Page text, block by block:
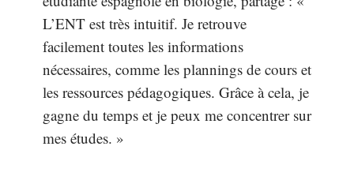
L’ENT est très intuitif. Je retrouve
facilement toutes les informations
nécessaires, comme les plannings de cours et
les ressources pédagogiques. Grâce à cela, je
gagne du temps et je peux me concentrer sur
mes études. »